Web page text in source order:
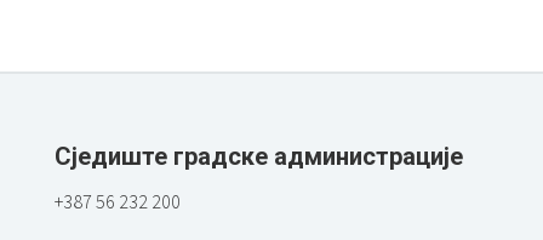
Сједиште градске администрације
+387 56 232 200